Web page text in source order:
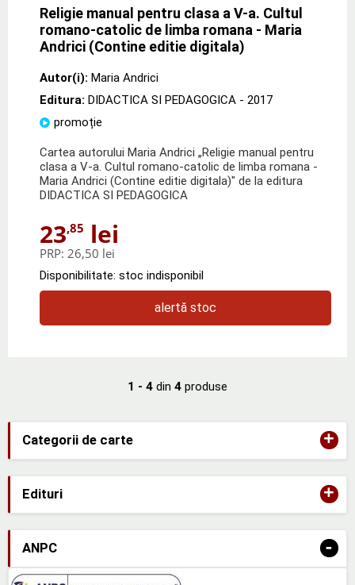
Categorii de carte +
Edituri +
ANPC -
Religie manual pentru clasa a V-a. Cultul
romano-catolic de limba romana - Maria
Andrici (Contine editie digitala)
Autor(i): Maria Andrici
Editura: DIDACTICA SI PEDAGOGICA - 2017
promoție
Cartea autorului Maria Andrici „Religie manual pentru
clasa a V-a. Cultul romano-catolic de limba romana -
Maria Andrici (Contine editie digitala)" de la editura
DIDACTICA SI PEDAGOGICA
23,85 lei
PRP: 26,50 lei
Disponibilitate: stoc indisponibil
alertă stoc
1 - 4 din 4 produse